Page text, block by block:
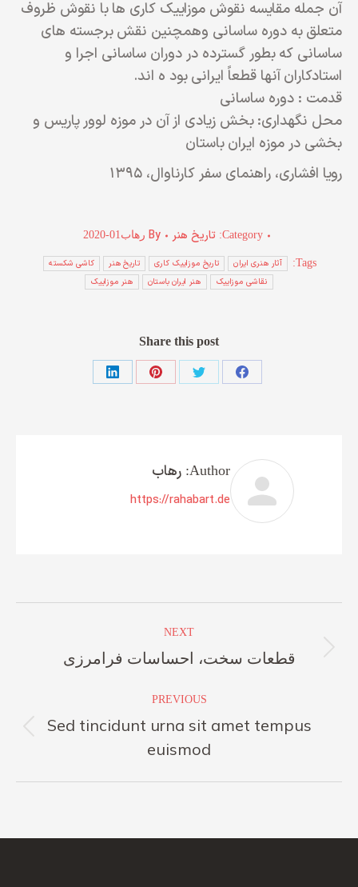
آن جمله مقایسه نقوش موزاییک کاری ها با نقوش ظروف
متعلق به دوره ساسانی وهمچنین نقش برجسته های
ساسانی که بطور گسترده در دوران ساسانی اجرا و
استادکاران آنها قطعاً ایرانی بود ه اند.
قدمت : دوره ساسانی
محل نگهداری: بخش زیادی از آن در موزه لوور پاریس و
بخشی در موزه ایران باستان
رویا افشاری، راهنمای سفر کارناوال، ۱۳۹۵
Category: تاریخ هنر By رهاب2020-01
Tags: آثار هنری ایران تاریخ موزاییک کاری تاریخ هنر
کاشی شکسته
نقاشی موزاییک
هنر ایران باستان هنر موزاییک
Share this post
Share
Share
Share
Share
Author: رهاب
https://rahabart.de
navigation
PREVIOUS
Previous
post:
Sed tincidunt urna sit amet tempus
euismod
NEXT
Next
قطعات سخت، احساسات فرامرزی